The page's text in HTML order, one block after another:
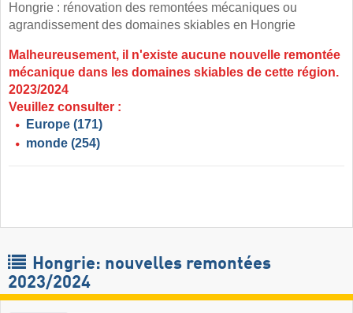
Hongrie : rénovation des remontées mécaniques ou
agrandissement des domaines skiables en Hongrie
Malheureusement, il n'existe aucune nouvelle remontée
mécanique dans les domaines skiables de cette région.
2023/2024
Veuillez consulter :
Europe (171)
monde (254)
Hongrie: nouvelles remontées
2023/2024